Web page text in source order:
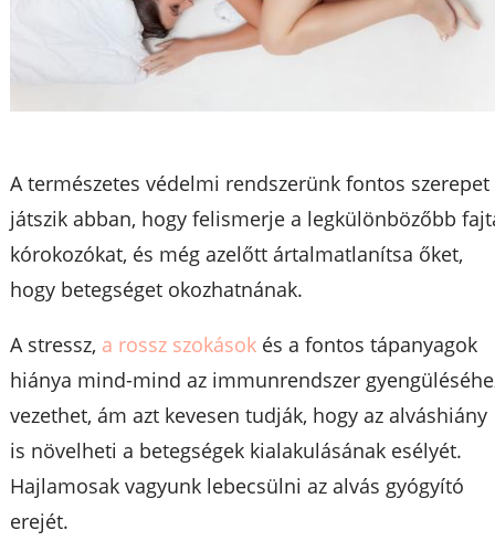
A természetes védelmi rendszerünk fontos szerepet
játszik abban, hogy felismerje a legkülönbözőbb
kórokozókat, és még azelőtt ártalmatlanítsa őket,
hogy betegséget okozhatnának.
A stressz, a rossz szokások és a fontos tápanyagok
hiánya mind-mind az immunrendszer
vezethet, ám azt kevesen tudják, hogy az alváshiány
is növelheti a betegségek kialakulásának esélyét.
Hajlamosak vagyunk lebecsülni az alvás gyógyító
erejét.